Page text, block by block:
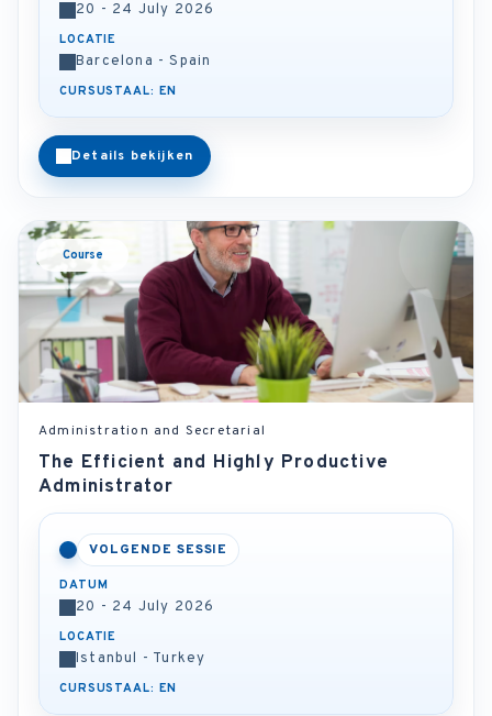
20 - 24 July 2026
LOCATIE
Barcelona - Spain
CURSUSTAAL: EN
Details bekijken
Course
Administration and Secretarial
The Efficient and Highly Productive
Administrator
VOLGENDE SESSIE
DATUM
20 - 24 July 2026
LOCATIE
Istanbul - Turkey
CURSUSTAAL: EN